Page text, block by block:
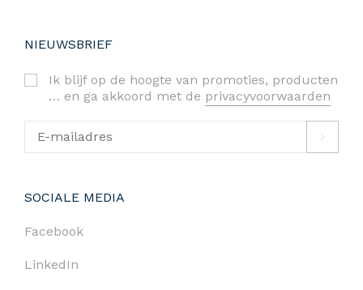
NIEUWSBRIEF
Ik blijf op de hoogte van promoties, producten
… en ga akkoord met de privacyvoorwaarden
SOCIALE MEDIA
Facebook
LinkedIn